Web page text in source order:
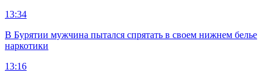
13:34
В Бурятии мужчина пытался спрятать в своем нижнем белье
наркотики
13:16